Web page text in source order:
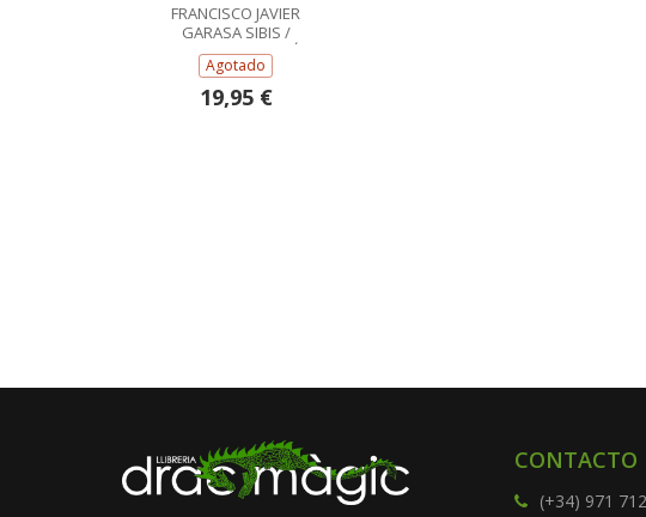
FRANCISCO JAVIER
GARASA SIBIS /
SANTIAGO PADRÓ
NAVARRO
Agotado
19,95 €
CONTACTO
(+34) 971